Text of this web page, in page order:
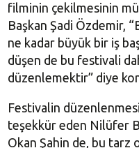
filminin çekilmesinin
Başkan Şadi Özdemir,
ne kadar büyük bir iş
düşen de bu festivali
düzenlemektir” diye
Festivalin
teşekkür eden Nilüfer
Okan Şahin de, bu tarz